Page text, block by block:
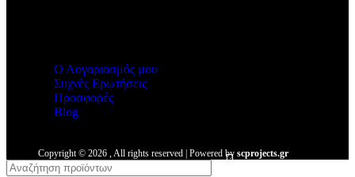
Ο Λογαριασμός μου
Συχνές Ερωτήσεις
Προσφορές
Blog
Copyright © 2026 , All rights reserved | Powered by scprojects.gr